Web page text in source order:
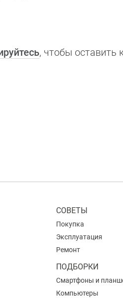
, чтобы оставить
СОВЕТЫ
Покупка
Эксплуатация
Ремонт
ПОДБОРКИ
Смартфоны и
Компьютеры